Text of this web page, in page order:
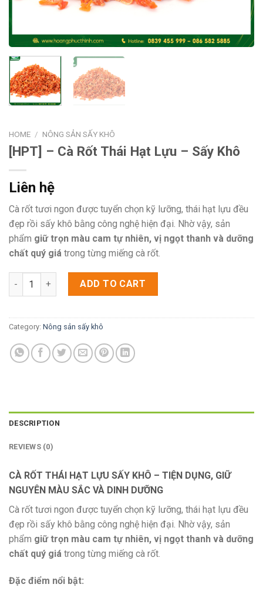
HOME / NÔNG SẢN SẤY KHÔ
[HPT] – Cà Rốt Thái Hạt Lựu – Sấy Khô
Liên hệ
Cà rốt tươi ngon được tuyển chọn kỹ lưỡng, thái hạt lựu đều
đẹp rồi sấy khô bằng công nghệ hiện đại. Nhờ vậy, sản
phẩm giữ trọn màu cam tự nhiên, vị ngọt thanh và dưỡng
chất quý giá trong từng miếng cà rốt.
[HPT] - Cà Rốt Thái Hạt Lựu - Sấy Khô quantity
ADD TO CART
Category: Nông sản sấy khô
DESCRIPTION
REVIEWS (0)
CÀ RỐT THÁI HẠT LỰU SẤY KHÔ – TIỆN DỤNG, GIỮ
NGUYÊN MÀU SẮC VÀ DINH DƯỠNG
Cà rốt tươi ngon được tuyển chọn kỹ lưỡng, thái hạt lựu đều
đẹp rồi sấy khô bằng công nghệ hiện đại. Nhờ vậy, sản
phẩm giữ trọn màu cam tự nhiên, vị ngọt thanh và dưỡng
chất quý giá trong từng miếng cà rốt.
Đặc điểm nổi bật: